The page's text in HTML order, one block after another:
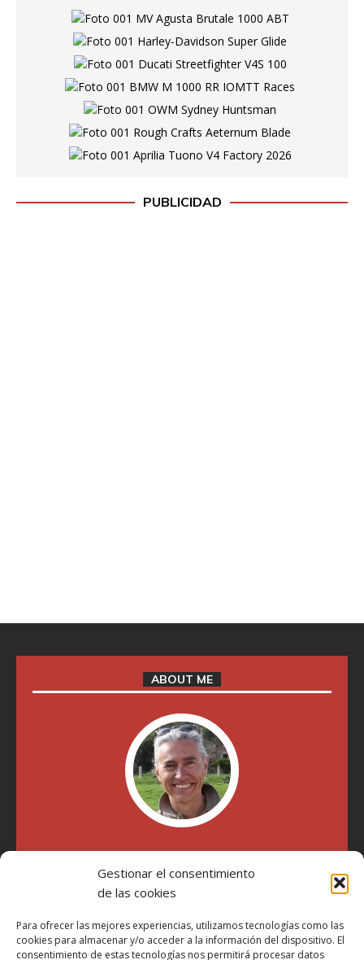
Gestionar el consentimiento
de las cookies
Para ofrecer las mejores experiencias, utilizamos tecnologías como las
cookies para almacenar y/o acceder a la información del dispositivo. El
consentimiento de estas tecnologías nos permitirá procesar datos
PUBLICIDAD
ABOUT ME
año 2007 he escrito sobre motos en distintos medios.
Millatrece.com es una apuesta por escribir sobre lo que me
participa"